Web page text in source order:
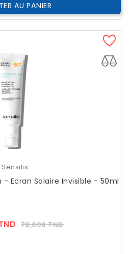
AU PANIER
Sensilis
Ecran Solaire Invisible - 50ml
Prix
78,000 TNDPrix